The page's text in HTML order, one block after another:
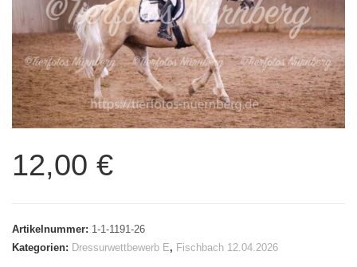
12,00 €
Artikelnummer: 1-1-1191-26
Kategorien: Dressurwettbewerb E, Fischbach 12.04.2026